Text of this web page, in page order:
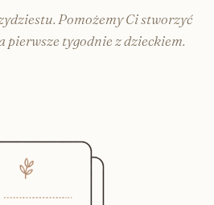
Pomożemy Ci stworzyć
pierwsze tygodnie z dzieckiem.